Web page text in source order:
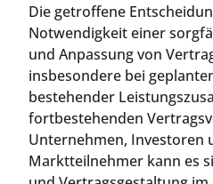
Die getroffene
Notwendigkeit einer
und Anpassung von
insbesondere bei
bestehender
fortbestehenden
Unternehmen, Investoren
Marktteilnehmer kann es